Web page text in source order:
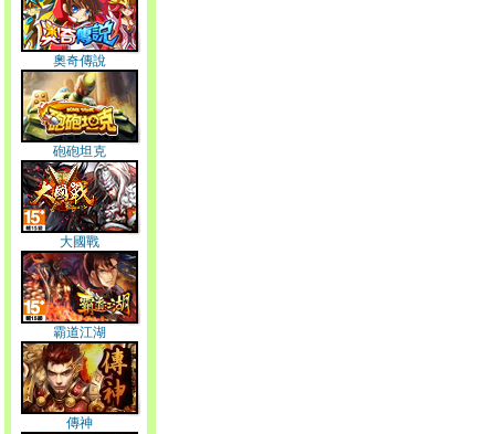
奧奇傳說
砲砲坦克
大國戰
霸道江湖
傳神